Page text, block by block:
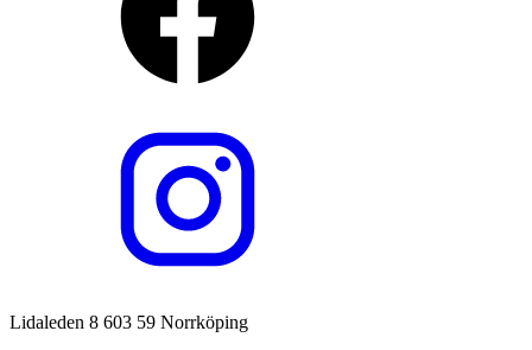
Lidaleden 8 603 59 Norrköping